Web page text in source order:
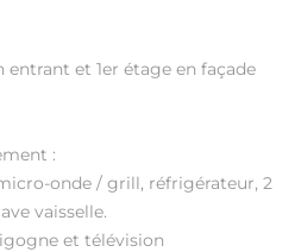
entrant et 1er étage en façade
:
onde / grill, réfrigérateur, 2
vaisselle.
et télévision